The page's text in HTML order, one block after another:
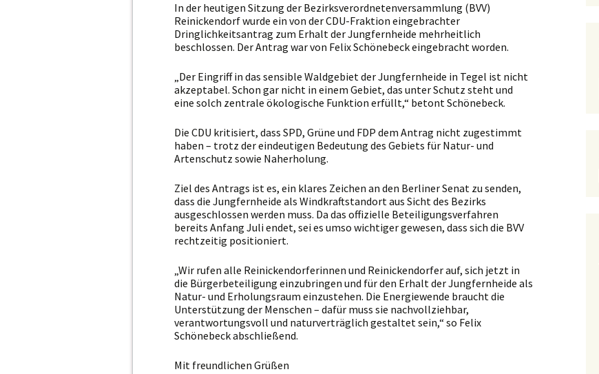
In der heutigen Sitzung der Bezirksverordnetenversammlung (BVV)
Reinickendorf wurde ein von der CDU-Fraktion eingebrachter
Dringlichkeitsantrag zum Erhalt der Jungfernheide mehrheitlich
beschlossen. Der Antrag war von Felix Schönebeck eingebracht worden.
„Der Eingriff in das sensible Waldgebiet der Jungfernheide in Tegel ist nicht
akzeptabel. Schon gar nicht in einem Gebiet, das unter Schutz steht und
eine solch zentrale ökologische Funktion erfüllt,“ betont Schönebeck.
Die CDU kritisiert, dass SPD, Grüne und FDP dem Antrag nicht zugestimmt
haben – trotz der eindeutigen Bedeutung des Gebiets für Natur- und
Artenschutz sowie Naherholung.
Ziel des Antrags ist es, ein klares Zeichen an den Berliner Senat zu senden,
dass die Jungfernheide als Windkraftstandort aus Sicht des Bezirks
ausgeschlossen werden muss. Da das offizielle Beteiligungsverfahren
bereits Anfang Juli endet, sei es umso wichtiger gewesen, dass sich die BVV
rechtzeitig positioniert.
„Wir rufen alle Reinickendorferinnen und Reinickendorfer auf, sich jetzt in
die Bürgerbeteiligung einzubringen und für den Erhalt der Jungfernheide als
Natur- und Erholungsraum einzustehen. Die Energiewende braucht die
Unterstützung der Menschen – dafür muss sie nachvollziehbar,
verantwortungsvoll und naturverträglich gestaltet sein,“ so Felix
Schönebeck abschließend.
Mit freundlichen Grüßen